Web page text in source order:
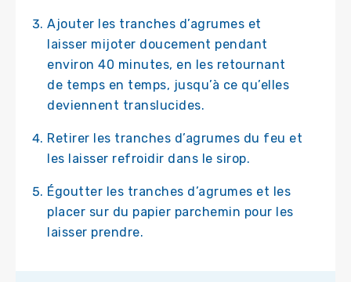
Ajouter les tranches d’agrumes et
laisser mijoter doucement pendant
environ 40 minutes, en les retournant
de temps en temps, jusqu’à ce qu’elles
deviennent translucides.
Retirer les tranches d’agrumes du feu et
les laisser refroidir dans le sirop.
Égoutter les tranches d’agrumes et les
placer sur du papier parchemin pour les
laisser prendre.